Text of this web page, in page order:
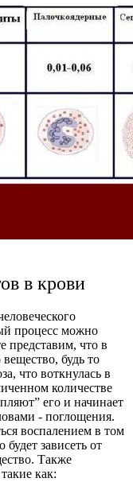
в крови
процесс можно
представим, что в
будь то
что воткнулась в
количестве
его и начинает
- поглощения.
воспалением в том
зависеть от
Также
как: